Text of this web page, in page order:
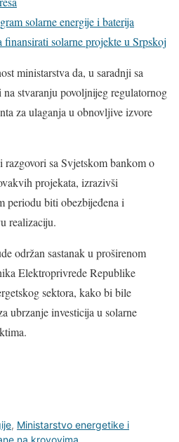
solarne energije i baterija
finansirati solarne projekte u Srpskoj
ministarstva da, u saradnji sa
stvaranju povoljnijeg regulatornog
za ulaganja u obnovljive izvore
razgovori sa Svjetskom bankom o
projekata, izrazivši
periodu biti obezbijeđena i
realizaciju.
održan sastanak u proširenom
Elektroprivrede Republike
sektora, kako bi bile
ubrzanje investicija u solarne
, Ministarstvo energetike i
na krovovima